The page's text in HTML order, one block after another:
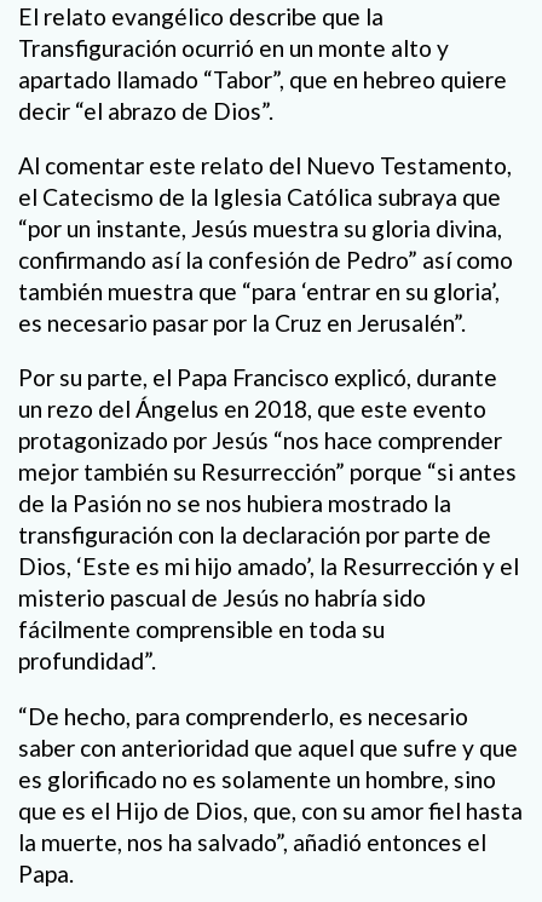
El relato evangélico describe que la
Transfiguración ocurrió en un monte alto y
apartado llamado “Tabor”, que en hebreo quiere
decir “el abrazo de Dios”.
Al comentar este relato del Nuevo Testamento,
el Catecismo de la Iglesia Católica subraya que
“por un instante, Jesús muestra su gloria divina,
confirmando así la confesión de Pedro” así como
también muestra que “para ‘entrar en su gloria’,
es necesario pasar por la Cruz en Jerusalén”.
Por su parte, el Papa Francisco explicó, durante
un rezo del Ángelus en 2018, que este evento
protagonizado por Jesús “nos hace comprender
mejor también su Resurrección” porque “si antes
de la Pasión no se nos hubiera mostrado la
transfiguración con la declaración por parte de
Dios, ‘Este es mi hijo amado’, la Resurrección y el
misterio pascual de Jesús no habría sido
fácilmente comprensible en toda su
profundidad”.
“De hecho, para comprenderlo, es necesario
saber con anterioridad que aquel que sufre y que
es glorificado no es solamente un hombre, sino
que es el Hijo de Dios, que, con su amor fiel hasta
la muerte, nos ha salvado”, añadió entonces el
Papa.